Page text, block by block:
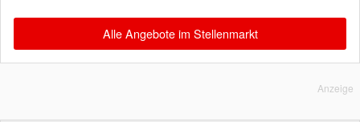
Alle Angebote im Stellenmarkt
Anzeige